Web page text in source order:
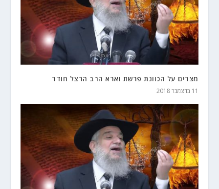
מצרים על הכוונת פרשת וארא הרב הרצל חודר
11 בדצמבר 2018